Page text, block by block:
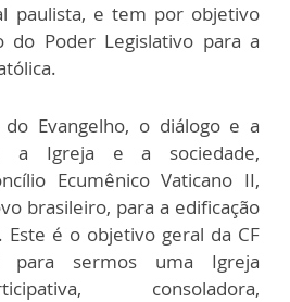
paulista, e tem por objetivo
do Poder Legislativo para a
Evangelho, o diálogo e a
a Igreja e a sociedade,
Ecumênico Vaticano II,
brasileiro, para a edificação
Este é o objetivo geral da CF
para sermos uma Igreja
consoladora,